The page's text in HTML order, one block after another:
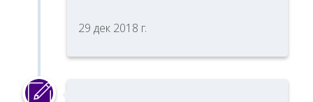
29 дек 2018 г.